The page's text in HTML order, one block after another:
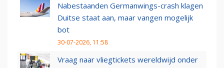
Nabestaanden Germanwings-crash klagen
Duitse staat aan, maar vangen mogelijk
bot
30-07-2026, 11:58
Vraag naar vliegtickets wereldwijd onder